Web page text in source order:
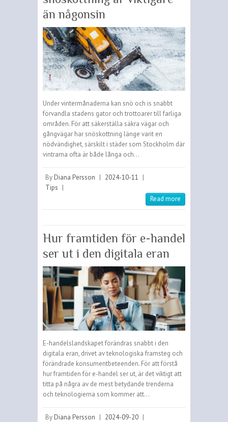
än någonsin
Under vintermånaderna kan snö och is snabbt
förvandla stadens gator och trottoarer till farliga
områden. För att säkerställa säkra vägar och
gångvägar har snöskottning länge varit en
nödvändighet, särskilt i städer som Stockholm där
vintrarna ofta är både långa och…
By Diana Persson 2024-10-11
Tips
Read more
Hur framtiden för e-handel
ser ut i den digitala eran
E-handelslandskapet förändras snabbt i den
digitala eran, drivet av teknologiska framsteg och
förändrade konsumentbeteenden. För att förstå
hur framtiden för e-handel ser ut, är det viktigt att
titta på några av de mest betydande trenderna
och teknologierna som kommer att…
By Diana Persson | 2024-09-20 |